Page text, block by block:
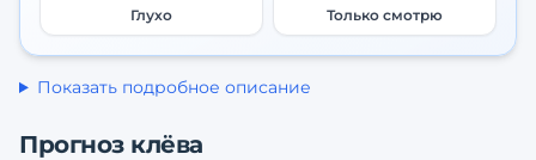
Глухо Только смотрю
Показать подробное описание
Прогноз клёва